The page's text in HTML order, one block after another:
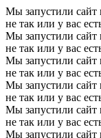
Мы запустили сайт
не так или у вас
Мы запустили сайт
не так или у вас
Мы запустили сайт
не так или у вас
Мы запустили сайт
не так или у вас
Мы запустили сайт
не так или у вас
Мы запустили сайт